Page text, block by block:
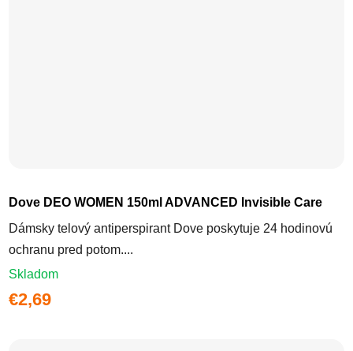
Dove DEO WOMEN 150ml ADVANCED Invisible Care
Dámsky telový antiperspirant Dove poskytuje 24 hodinovú
ochranu pred potom....
Skladom
€2,69